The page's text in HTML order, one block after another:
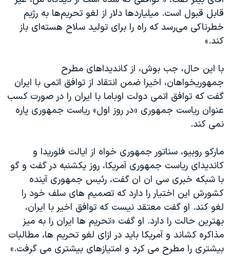
قابل قبول است. میلیاردها دلار از لغو تحریم‌ها به رژیم
خطرناکی می‌رسد که راه را برای تولید سلاح هسته‌ای باز
کند.»
با این حال، جب بوش، از کاندیداهای مطرح
جمهوریخواهان، اخیرا ضمن انتقاد از توافق اتمی با ایران
گفت که توافق اتمی دولت اوباما با ایران را در صورت کسب
عنوان ریاست جمهوری «در روز اول» ریاست جمهوری پاره
نمی کند.
مارکو روبیو، سناتور جمهوری خواه از ایالت فلوریدا و
کاندیدای ریاست جمهوری آمریکا، روز یکشنبه در گفت و گو
با شبکه خبری سی ان ان گفت، رئیس جمهوری آینده
کشورش این اختیار را دارد که تصمیم های سلف خود را
لغو کند. او گفت معتقد نیست که توافق اخیر با ایران،
بهترین حالت را دارد. او گفت «تحریم ها ایران را به میز
مذاکره کشاند و آمریکا باید در ازای لغو تحریم ها، مطالبات
بیشتری را مطرح می کرد و امتیازهای بیشتری می گرفت.»